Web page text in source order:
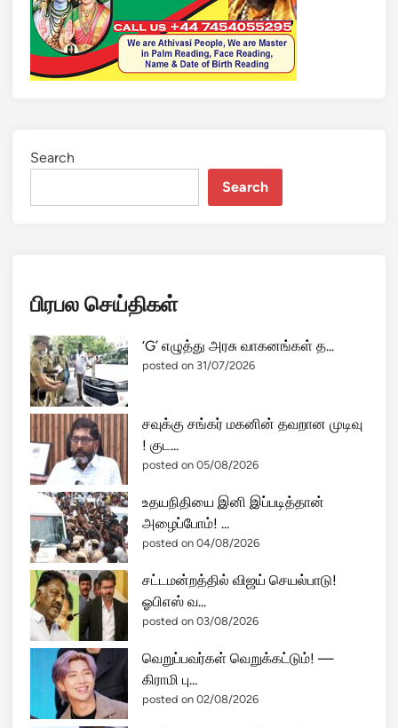
Search
Search
பிரபல செய்திகள்
‘G’ எழுத்து அரசு வாகனங்கள் த...
posted on 31/07/2026
சவுக்கு சங்கர் மகனின் தவறான முடிவு
! குட...
posted on 05/08/2026
உதயநிதியை இனி இப்படித்தான்
அழைப்போம்! ...
posted on 04/08/2026
சட்டமன்றத்தில் விஜய் செயல்பாடு!
ஓபிஎஸ் வ...
posted on 03/08/2026
வெறுப்பவர்கள் வெறுக்கட்டும்! —
கிராமி பு...
posted on 02/08/2026